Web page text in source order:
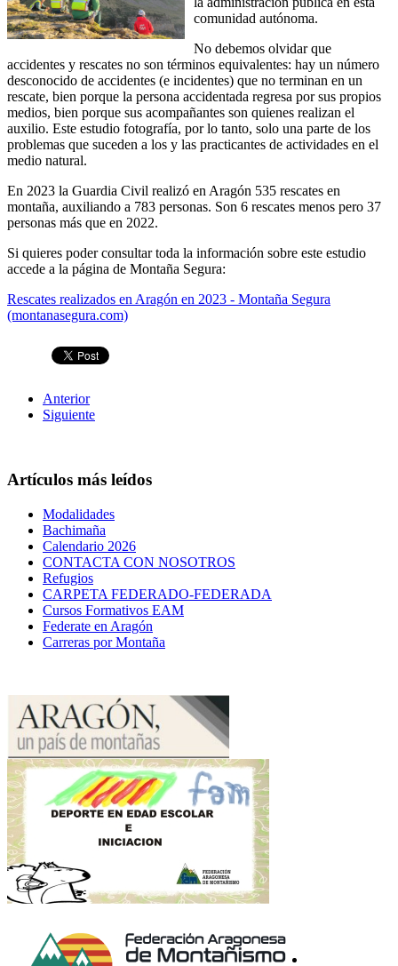
comunidad autónoma.
No debemos olvidar que
accidentes y rescates no son términos equivalentes: hay un número
desconocido de accidentes (e incidentes) que no terminan en un
rescate, bien porque la persona accidentada regresa por sus propios
medios, bien porque sus acompañantes son quienes realizan el
auxilio. Este estudio fotografía, por lo tanto, solo una parte de los
problemas que suceden a los y las practicantes de actividades en el
medio natural.
En 2023 la Guardia Civil realizó en Aragón 535 rescates en
montaña, auxiliando a 783 personas. Son 6 rescates menos pero 37
personas más que en 2022.
Si quieres poder consultar toda la información sobre este estudio
accede a la página de Montaña Segura:
Rescates realizados en Aragón en 2023 - Montaña Segura
(montanasegura.com)
Anterior
Siguiente
Artículos más leídos
Modalidades
Bachimaña
Calendario 2026
CONTACTA CON NOSOTROS
Refugios
CARPETA FEDERADO-FEDERADA
Cursos Formativos EAM
Federate en Aragón
Carreras por Montaña